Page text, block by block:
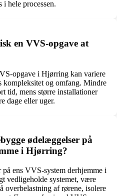
i hele processen.
en VVS-opgave at
opgave i Hjørring kan variere
kompleksitet og omfang. Mindre
tid, mens større installationer
dage eller uger.
ødelæggelser på
i Hjørring?
ens VVS-system derhjemme i
vedligeholde systemet, være
overbelastning af rørene, isolere